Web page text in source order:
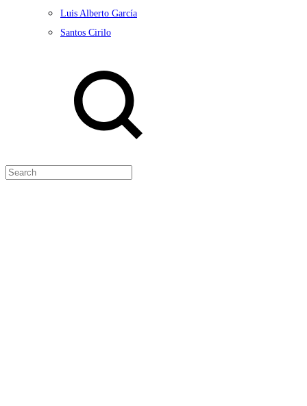
Luis Alberto García
Santos Cirilo